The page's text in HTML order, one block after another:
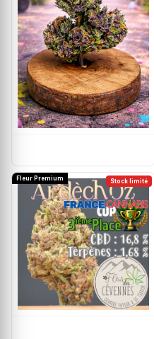
Stock limité
Fleur Premium